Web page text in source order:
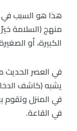
هذا هو السبب في
منهج (السلامة
الكبيرة، أو
في العصر الحديث
يشبه (كاشف
في المنزل وتقوم
في القاعة.